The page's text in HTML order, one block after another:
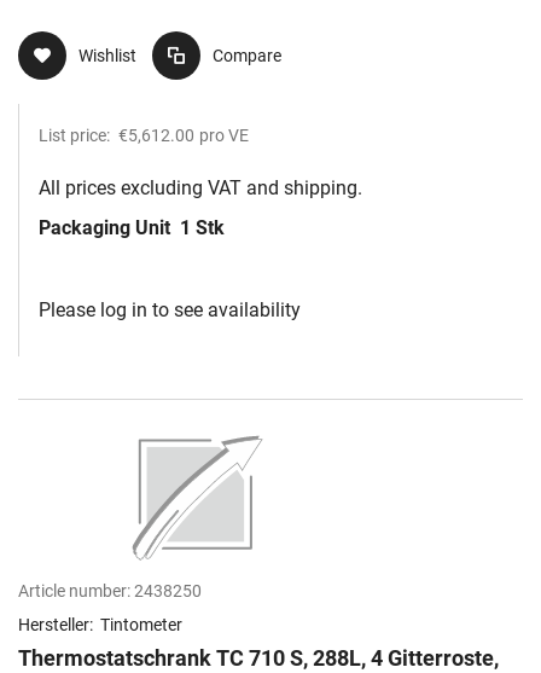
Wishlist Compare
List price: €5,612.00 pro VE
All prices excluding VAT and shipping.
Packaging Unit 1 Stk
Please log in to see availability
Article number:2438250
Hersteller: Tintometer
Thermostatschrank TC 710 S, 288L, 4 Gitterroste,